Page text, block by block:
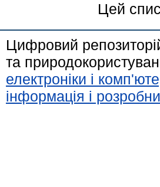
Цей
Цифровий
та
електроніки і
інформація і